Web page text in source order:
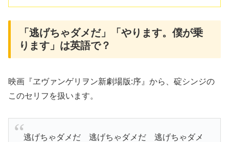
「逃げちゃダメだ」「やります。僕が乗
ります」は英語で？
映画『ヱヴァンゲリヲン新劇場版:序』から、碇シンジの
このセリフを扱います。
逃げちゃダメだ 逃げちゃダメだ 逃げちゃダメ